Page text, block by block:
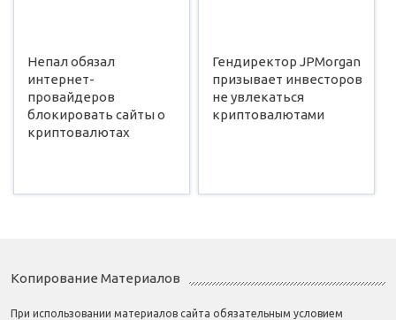
Непал обязал
интернет-
провайдеров
блокировать сайты о
криптовалютах
Гендиректор JPMorgan
призывает инвесторов
не увлекаться
криптовалютами
Копирование Материалов
При использовании материалов сайта обязательным условием